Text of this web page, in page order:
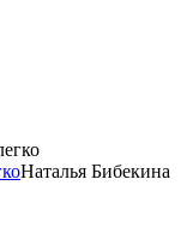
Наталья Бибекина